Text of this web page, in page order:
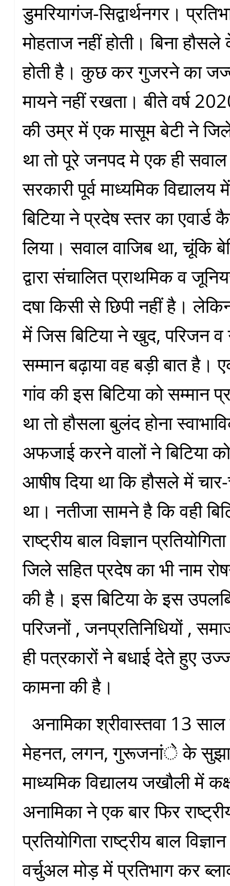
डुमरियागंज-सिद्वार्थनगर।
मोहताज नहीं होती। बिना
होती है। कुछ कर गुजरने का
मायने नहीं रखता। बीते वर्ष
की उम्र में एक मासूम बेटी ने जिले
था तो पूरे जनपद मे एक ही
सरकारी पूर्व माध्यमिक
बिटिया ने प्रदेष स्तर का
लिया। सवाल वाजिब था, चूंकि
द्वारा संचालित प्राथमिक व
दषा किसी से छिपी नहीं है।
में जिस बिटिया ने खुद,
सम्मान बढ़ाया वह बड़ी बात है।
गांव की इस बिटिया को सम्मान
था तो हौसला बुलंद होना
अफजाई करने वालों ने बिटिया
आषीष दिया था कि हौसले में
था। नतीजा सामने है कि वही
राष्ट्रीय बाल विज्ञान
जिले सहित प्रदेष का भी नाम
की है। इस बिटिया के इस
परिजनों , जनप्रतिनिधियों ,
ही पत्रकारों ने बधाई देते हुए
कामना की है।
अनामिका श्रीवास्तवा 13
मेहनत, लगन, गुरूजनांे के
माध्यमिक विद्यालय जखौली में
अनामिका ने एक बार फिर
प्रतियोगिता राष्ट्रीय बाल
वर्चुअल मोड़ में प्रतिभाग कर